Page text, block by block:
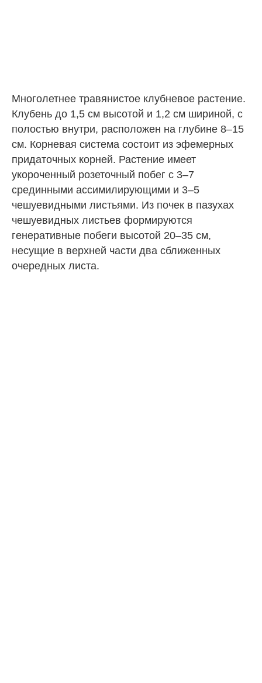
Многолетнее травянистое клубневое растение.
Клубень до 1,5 см высотой и 1,2 см шириной, с
полостью внутри, расположен на глубине 8–15
см. Корневая система состоит из эфемерных
придаточных корней. Растение имеет
укороченный розеточный побег с 3–7
срединными ассимилирующими и 3–5
чешуевидными листьями. Из почек в пазухах
чешуевидных листьев формируются
генеративные побеги высотой 20–35 см,
несущие в верхней части два сближенных
очередных листа.